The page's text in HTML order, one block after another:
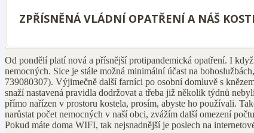
ZPŘÍSNĚNÁ VLÁDNÍ OPATŘENÍ A NÁŠ
Od pondělí platí nová a přísnější protipandemická opatření. I
nemocných. Sice je stále možná minimální účast na
739080307). Výjimečně další farníci po osobní domluvě s
snaží nastavená pravidla dodržovat a třeba již několik týdnů
přímo nařízen v prostoru kostela, prosím, abyste ho používali.
narůstat počet nemocných v naší obci, zvážím další omezení
Pokud máte doma WIFI, tak nejsnadnější je poslech na